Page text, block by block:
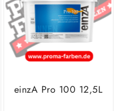
einzA Pro 100 12,5L